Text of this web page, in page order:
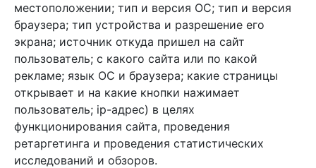
Арбен текстиль г. Щелково, пер.
1-й Советский д.25, владение 2.
Мы в соц. сетях
местоположении; тип и версия ОС; тип и версия
браузера; тип устройства и разрешение его
экрана; источник откуда пришел на сайт
пользователь; с какого сайта или по какой
рекламе; язык ОС и браузера; какие страницы
открывает и на какие кнопки нажимает
пользователь; ip-адрес) в целях
функционирования сайта, проведения
ретаргетинга и проведения статистических
исследований и обзоров.